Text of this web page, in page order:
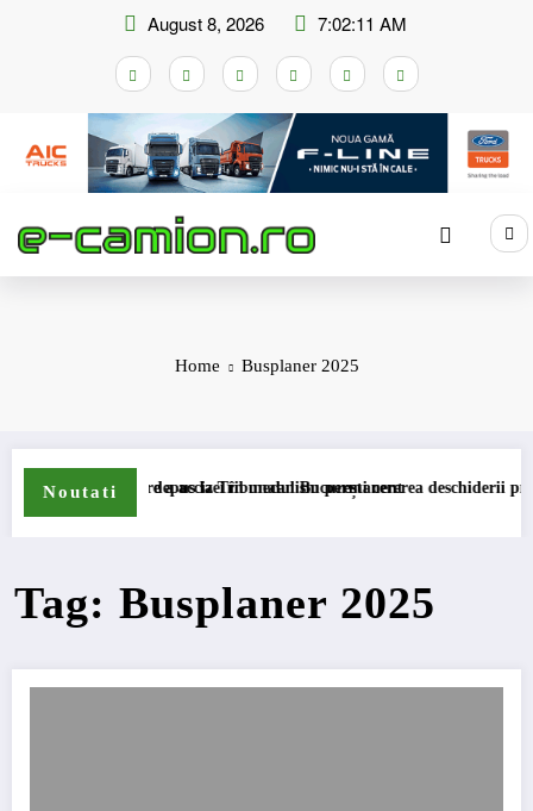
August 8, 2026 7:02:11 AM
Home Busplaner 2025
Noutati
compensare a accizei în mecanism permanent
STB a depus la Tribunalul București cererea deschiderii procedurii
Tag: Busplaner 2025